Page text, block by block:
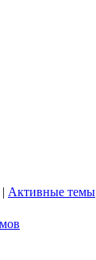
| Активные темы